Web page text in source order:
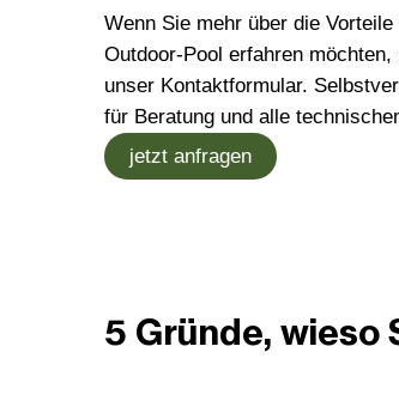
Wenn Sie mehr über die
Outdoor-Pool erfahren
unser Kontaktformular.
für Beratung und alle
jetzt anfragen
5 Gründe, wieso